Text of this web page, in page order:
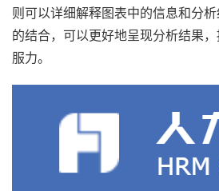
则可以详细解释图表中的信息和分
的结合，可以更好地呈现分析结果
服力。